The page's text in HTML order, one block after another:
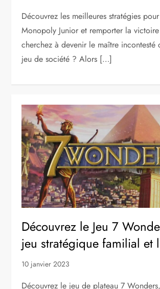
Découvrez les meilleures stratégies
Monopoly Junior et remporter la
cherchez à devenir le maître incontesté
jeu de société ? Alors […]
Découvrez le Jeu 7
jeu stratégique familial et
10 janvier 2023
Découvrez le jeu de plateau 7